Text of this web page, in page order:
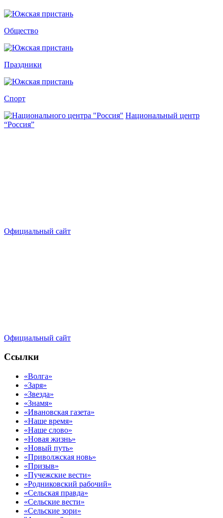
Общество
Праздники
Спорт
Национальный центр
“Россия”
Официальный сайт
Официальный сайт
Ссылки
«Волга»
«Заря»
«Звезда»
«Знамя»
«Ивановская газета»
«Наше время»
«Наше слово»
«Новая жизнь»
«Новый путь»
«Приволжская новь»
«Призыв»
«Пучежские вести»
«Родниковский рабочий»
«Сельская правда»
«Сельские вести»
«Сельские зори»